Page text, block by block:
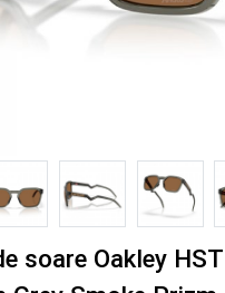
soare Oakley